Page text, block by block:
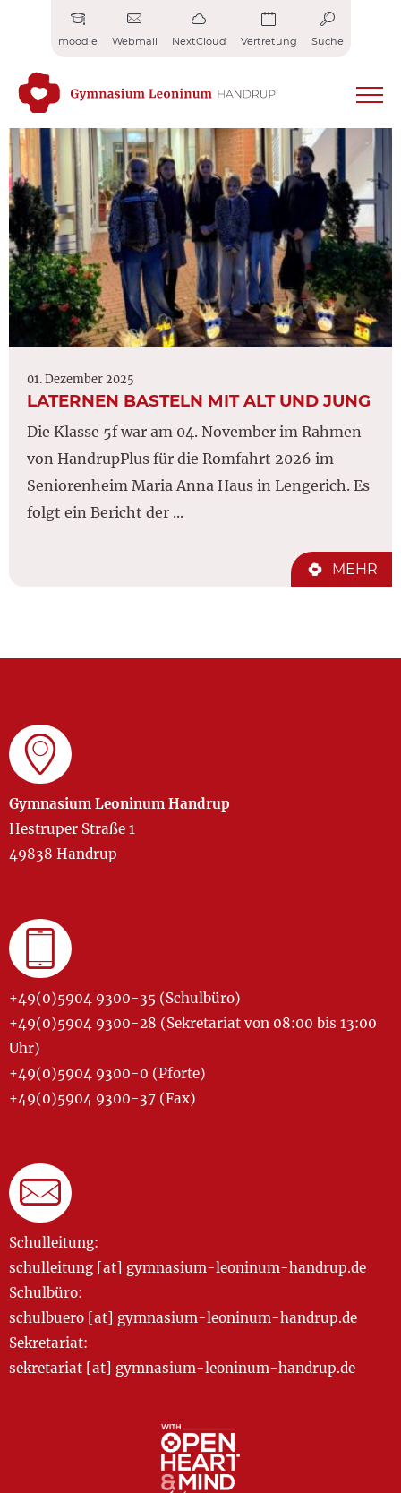
moodle Webmail NextCloud Vertretung Suche
01. Dezember 2025
LATERNEN BASTELN MIT ALT UND JUNG
Die Klasse 5f war am 04. November im Rahmen
von HandrupPlus für die Romfahrt 2026 im
Seniorenheim Maria Anna Haus in Lengerich. Es
folgt ein Bericht der ...
MEHR
Gymnasium Leoninum Handrup
Hestruper Straße 1
49838 Handrup
+49(0)5904 9300-35 (Schulbüro)
+49(0)5904 9300-28 (Sekretariat von 08:00 bis 13:00
Uhr)
+49(0)5904 9300-0 (Pforte)
+49(0)5904 9300-37 (Fax)
Schulleitung:
schulleitung [at] gymnasium-leoninum-handrup.de
Schulbüro:
schulbuero [at] gymnasium-leoninum-handrup.de
Sekretariat:
sekretariat [at] gymnasium-leoninum-handrup.de